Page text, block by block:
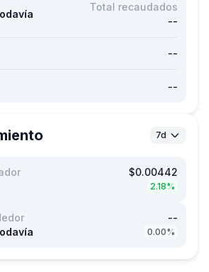
Total recaudados
--
--
--
7d
$0.00442
2.18%
--
0.00%